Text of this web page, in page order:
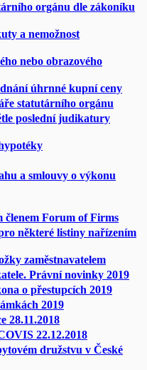
orgánu dle zákoníku
a nemožnost
nebo obrazového
úhrnné kupní ceny
statutárního orgánu
poslední judikatury
a smlouvy o výkonu
Forum of Firms
některé listiny nařízením
zaměstnavatelem
Právní novinky 2019
o přestupcích 2019
2019
28.11.2018
22.12.2018
družstvu v České